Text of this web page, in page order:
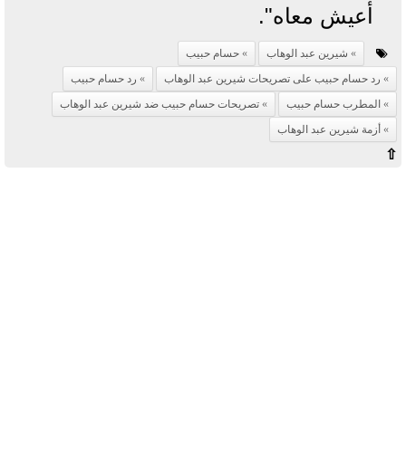
أعيش معاه".
شيرين عبد الوهاب
حسام حبيب
رد حسام حبيب على تصريحات شيرين عبد الوهاب
رد حسام حبيب
المطرب حسام حبيب
تصريحات حسام حبيب ضد شيرين عبد الوهاب
أزمة شيرين عبد الوهاب
⇧